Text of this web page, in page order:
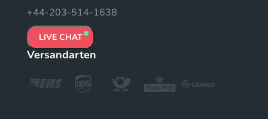
+44-203-514-1638
LIVE CHAT
Versandarten